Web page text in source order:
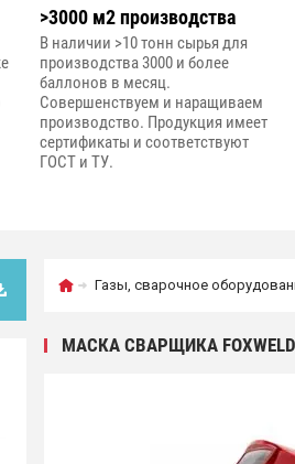
>3000 м2 производства
В наличии >10 тонн сырья для
производства 3000 и более
баллонов в месяц.
Совершенствуем и наращиваем
производство. Продукция имеет
сертификаты и соответствуют
ГОСТ и ТУ.
Газы, сварочное
МАСКА СВАРЩИКА